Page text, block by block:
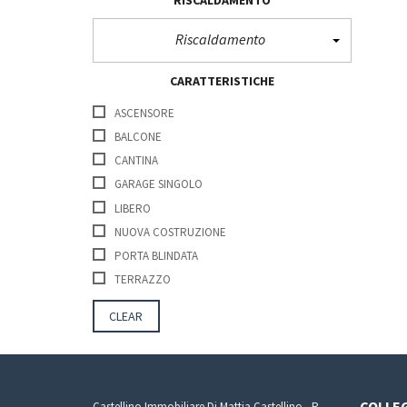
Riscaldamento
CARATTERISTICHE
ASCENSORE
BALCONE
CANTINA
GARAGE SINGOLO
LIBERO
NUOVA COSTRUZIONE
PORTA BLINDATA
TERRAZZO
CLEAR